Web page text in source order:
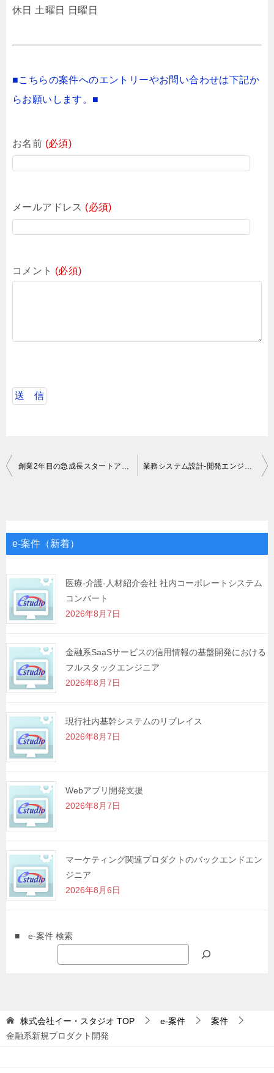
休日 土曜日 日曜日
■こちらの案件へのエントリーやお問い合わせは下記か
らお願いします。■
お名前 (必須)
メールアドレス (必須)
コメント (必須)
投
ゲ
シ
ョ
ン
創業2年目の急成長スタートアップ最先端のAI技術に携わる製造業向けAIプロダクトのバックエンドエンジニア通信制御系バックエンド開発リーダー候補 業務システム設計-開発エンジニア募集
e-案件（新着）
医療-介護-人材紹介会社 社内コーポレートシステム
コンバート
2026年8月7日
金融系SaaSサービスの信用情報の基盤開発における
フルスタックエンジニア
2026年8月7日
現行社内基幹システムのリプレイス
2026年8月7日
Webアプリ開発支援
2026年8月7日
マーケティング関連プロダクトのバックエンドエン
ジニア
2026年8月6日
■ e-案件 検索
株式会社イー・スタジオ TOP e-案件
案件
金融系新規プロダクト開発